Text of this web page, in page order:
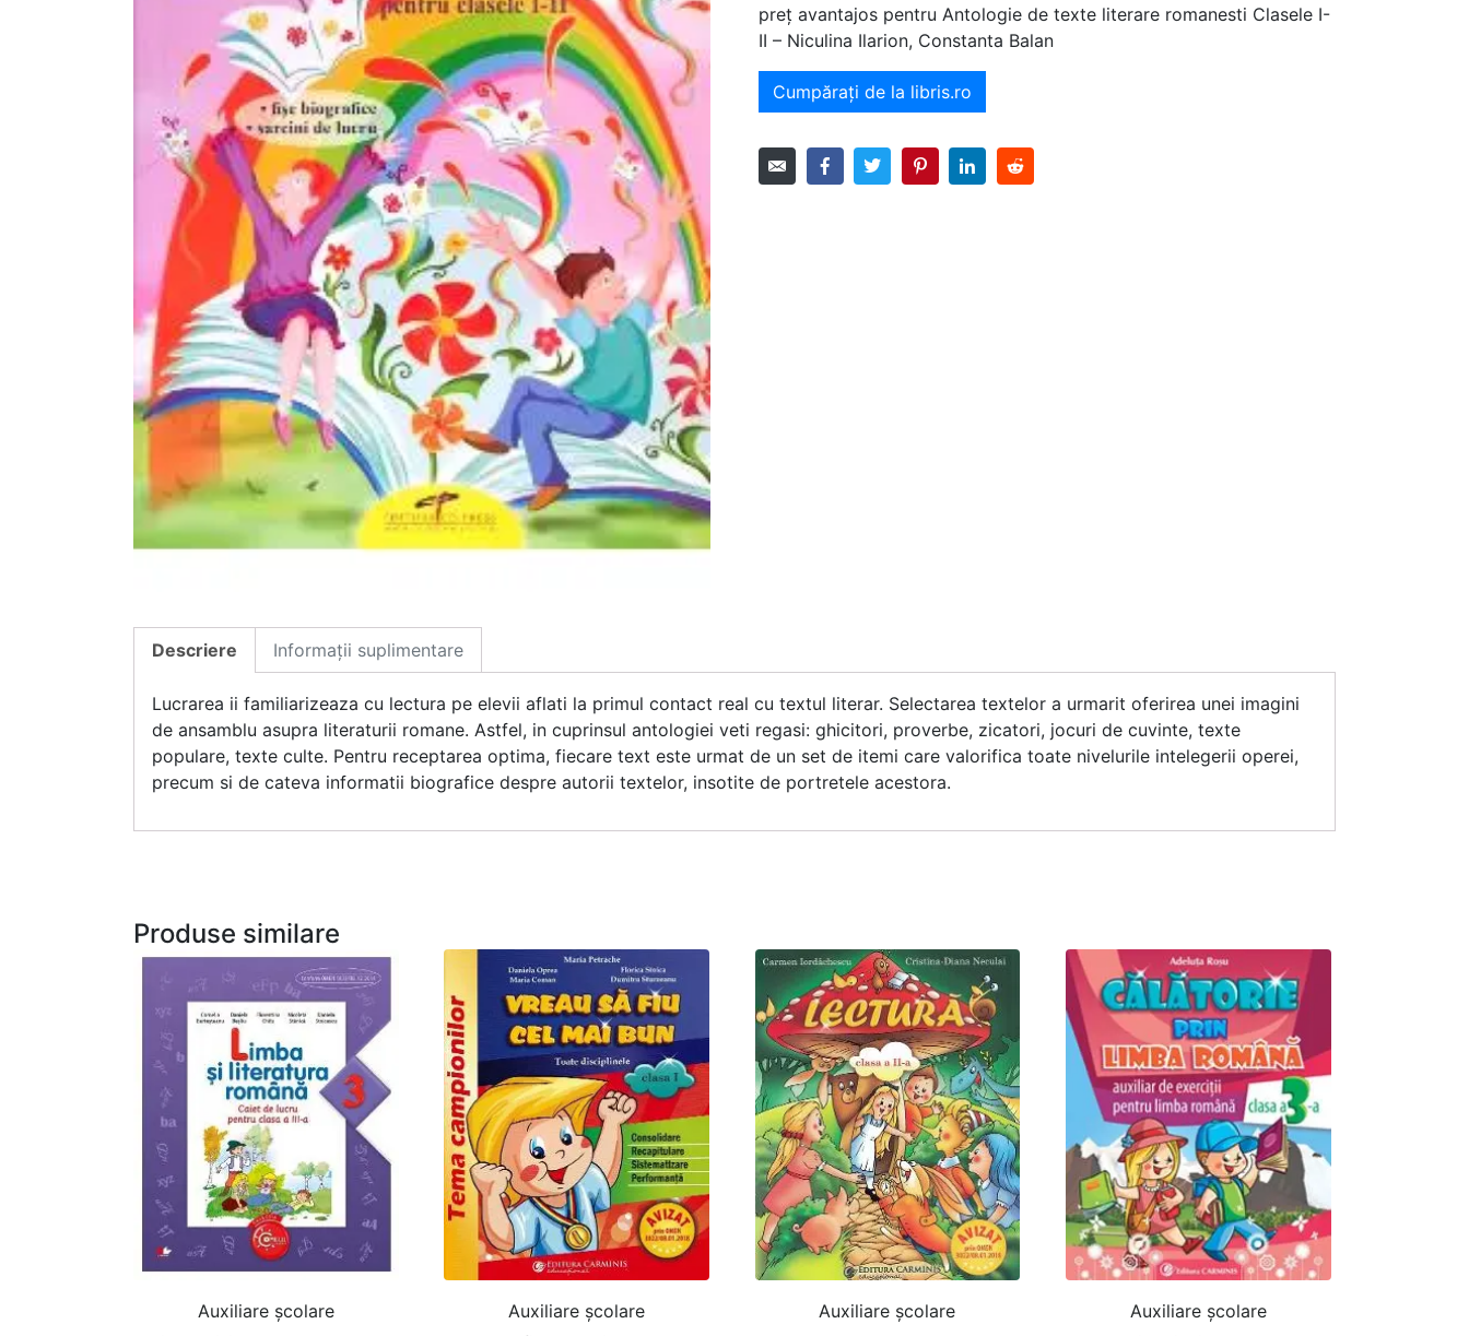
preț avantajos pentru Antologie de texte literare romanesti Clasele I-
II – Niculina Ilarion, Constanta Balan
Cumpărați de la libris.ro
Descriere Informații suplimentare
Lucrarea ii familiarizeaza cu lectura pe elevii aflati la primul contact real cu textul literar. Selectarea textelor a urmarit oferirea unei imagini
de ansamblu asupra literaturii romane. Astfel, in cuprinsul antologiei veti regasi: ghicitori, proverbe, zicatori, jocuri de cuvinte, texte
populare, texte culte. Pentru receptarea optima, fiecare text este urmat de un set de itemi care valorifica toate nivelurile intelegerii operei,
precum si de cateva informatii biografice despre autorii textelor, insotite de portretele acestora.
Produse similare
Auxiliare şcolare
Auxiliare şcolare
Auxiliare şcolare
Auxiliare şcolare